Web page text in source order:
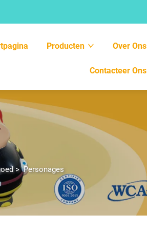
Producten Over Ons
Contacteer Ons
>Personages